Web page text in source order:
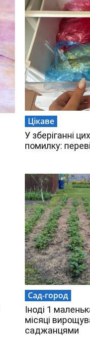
Цікаве
У зберіганні
помилку:
Сад-город
Іноді 1
місяці
саджанцями